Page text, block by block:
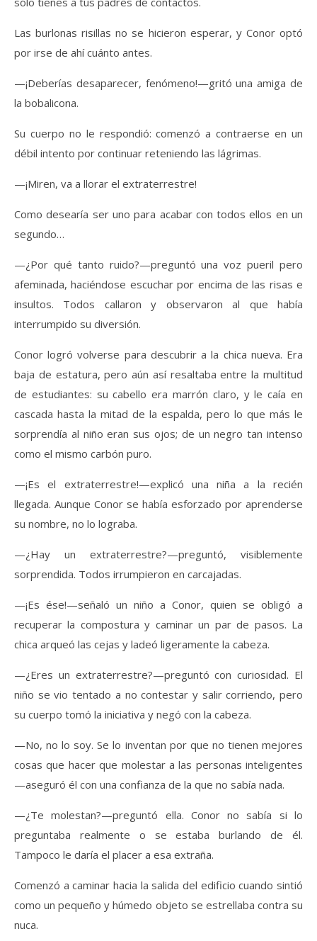
Las burlonas risillas no se hicieron esperar, y Conor optó
por irse de ahí cuánto antes.
—¡Deberías desaparecer, fenómeno!—gritó una amiga de
la bobalicona.
Su cuerpo no le respondió: comenzó a contraerse en un
débil intento por continuar reteniendo las lágrimas.
—¡Miren, va a llorar el extraterrestre!
Como desearía ser uno para acabar con todos ellos en un
segundo…
—¿Por qué tanto ruido?—preguntó una voz pueril pero
afeminada, haciéndose escuchar por encima de las risas e
insultos. Todos callaron y observaron al que había
interrumpido su diversión.
Conor logró volverse para descubrir a la chica nueva. Era
baja de estatura, pero aún así resaltaba entre la multitud
de estudiantes: su cabello era marrón claro, y le caía en
cascada hasta la mitad de la espalda, pero lo que más le
sorprendía al niño eran sus ojos; de un negro tan intenso
como el mismo carbón puro.
—¡Es el extraterrestre!—explicó una niña a la recién
llegada. Aunque Conor se había esforzado por aprenderse
su nombre, no lo lograba.
—¿Hay un extraterrestre?—preguntó, visiblemente
sorprendida. Todos irrumpieron en carcajadas.
—¡Es ése!—señaló un niño a Conor, quien se obligó a
recuperar la compostura y caminar un par de pasos. La
chica arqueó las cejas y ladeó ligeramente la cabeza.
—¿Eres un extraterrestre?—preguntó con curiosidad. El
niño se vio tentado a no contestar y salir corriendo, pero
su cuerpo tomó la iniciativa y negó con la cabeza.
—No, no lo soy. Se lo inventan por que no tienen mejores
cosas que hacer que molestar a las personas inteligentes
—aseguró él con una confianza de la que no sabía nada.
—¿Te molestan?—preguntó ella. Conor no sabía si lo
preguntaba realmente o se estaba burlando de él.
Tampoco le daría el placer a esa extraña.
Comenzó a caminar hacia la salida del edificio cuando sintió
como un pequeño y húmedo objeto se estrellaba contra su
nuca.